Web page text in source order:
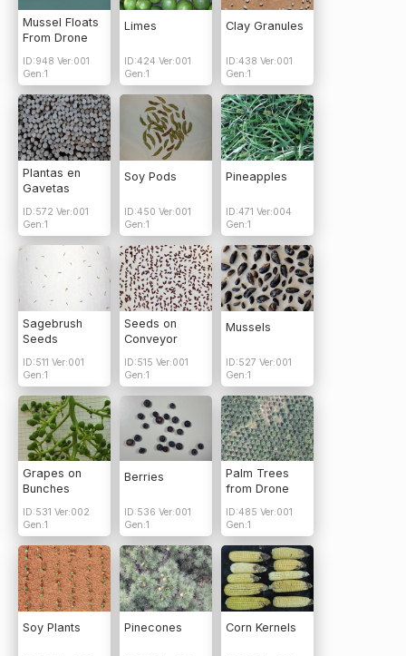
Mussel Floats
From Drone
ID:948 Ver:001
Gen:1
Limes
ID:424 Ver:001
Gen:1
Clay Granules
ID:438 Ver:001
Gen:1
Plantas en
Gavetas
ID:572 Ver:001
Gen:1
Soy Pods
ID:450 Ver:001
Gen:1
Pineapples
ID:471 Ver:004
Gen:1
Sagebrush
Seeds
ID:511 Ver:001
Gen:1
Seeds on
Conveyor
ID:515 Ver:001
Gen:1
Mussels
ID:527 Ver:001
Gen:1
Grapes on
Bunches
ID:531 Ver:002
Gen:1
Berries
ID:536 Ver:001
Gen:1
Palm Trees
from Drone
ID:485 Ver:001
Gen:1
Soy Plants Pinecones Corn Kernels